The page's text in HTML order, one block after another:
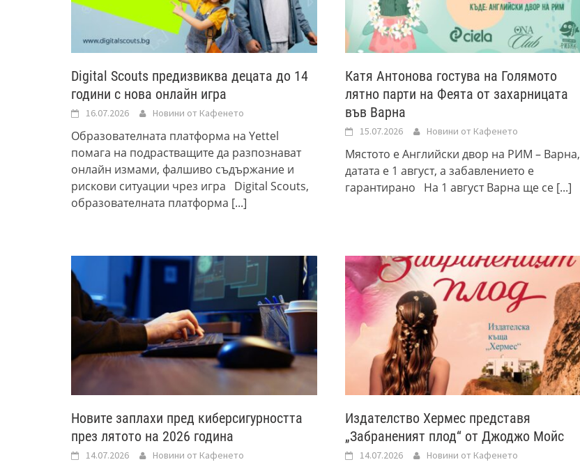
Digital Scouts предизвиква децата до 14
години с нова онлайн игра
16.07.2026 Новини от Кафенето
Образователната платформа на Yettel
помага на подрастващите да разпознават
онлайн измами, фалшиво съдържание и
рискови ситуации чрез игра Digital Scouts,
образователната платформа [...]
Катя Антонова гостува на Голямото
лятно парти на Феята от захарницата
във Варна
15.07.2026 Новини от Кафенето
Мястото е Английски двор на РИМ – Варна,
датата е 1 август, а забавлението е
гарантирано На 1 август Варна ще се [...]
Новите заплахи пред киберсигурността
през лятото на 2026 година
14.07.2026 Новини от Кафенето
Издателство Хермес представя
„Забраненият плод“ от Джоджо Мойс
14.07.2026 Новини от Кафенето